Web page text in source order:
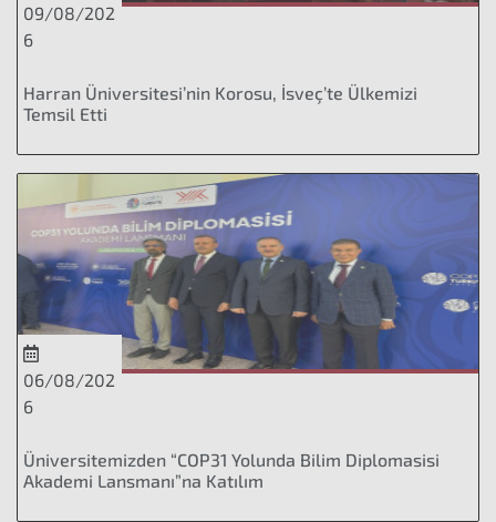
09/08/202
6
Harran Üniversitesi’nin Korosu, İsveç’te Ülkemizi
Temsil Etti
06/08/202
6
Üniversitemizden “COP31 Yolunda Bilim Diplomasisi
Akademi Lansmanı”na Katılım